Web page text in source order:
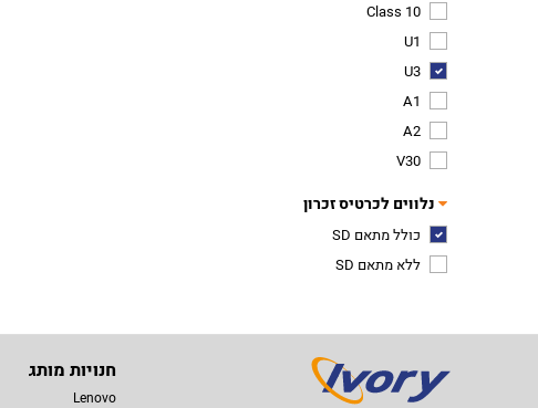
Class 10
U1
U3
A1
A2
V30
נלווים לכרטיס זכרון
כולל מתאם SD
ללא מתאם SD
חנויות מותג
Lenovo